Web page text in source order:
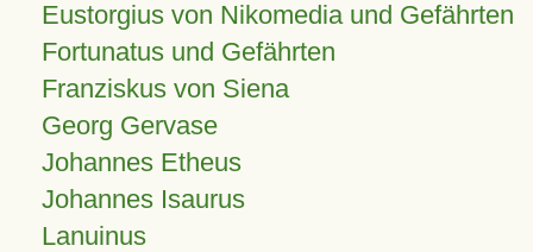
Eustorgius von Nikomedia und Gefährten
Fortunatus und Gefährten
Franziskus von Siena
Georg Gervase
Johannes Etheus
Johannes Isaurus
Lanuinus